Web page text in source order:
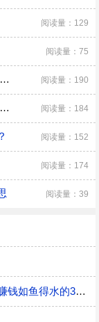
阅读量：129
阅读量：75
分析十二星座风象火象土象水象都是哪些 有什么优缺点 阅读量：190
梦见算八字是什么意思 女人梦见算命是什么预兆 阅读量：184
阅读量：152
阅读量：174
阅读量：39
未来15天，运势畅通无阻，事业贵人围绕，赚钱如鱼得水的3星座